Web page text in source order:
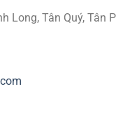
Long, Tân Quý, Tân